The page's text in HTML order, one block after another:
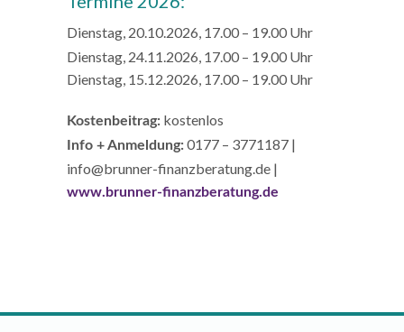
Dienstag, 20.10.2026, 17.00 – 19.00 Uhr
Dienstag, 24.11.2026, 17.00 – 19.00 Uhr
Dienstag, 15.12.2026, 17.00 – 19.00 Uhr
Kostenbeitrag: kostenlos
Info + Anmeldung: 0177 – 3771187 |
info@brunner-finanzberatung.de |
www.brunner-finanzberatung.de